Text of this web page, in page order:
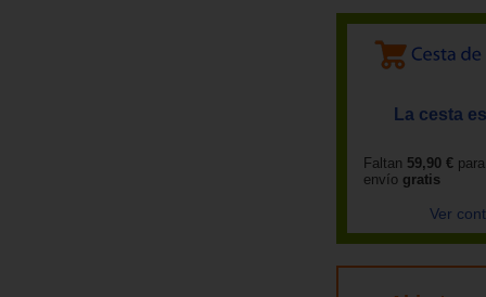
La cesta
Faltan 59,90 €
envío gratis
Ver